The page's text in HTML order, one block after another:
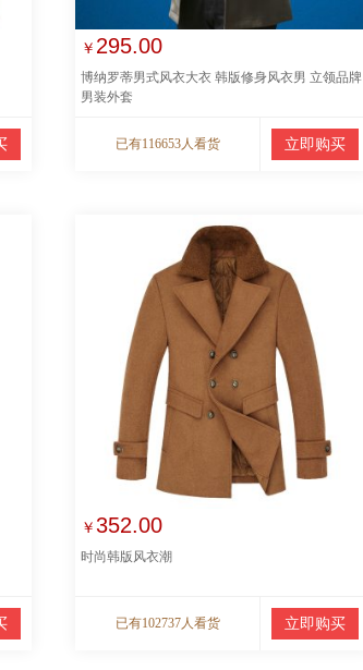
￥ 295.00
博纳罗蒂男式风衣大衣 韩版修身风衣男 立领品牌
男装外套
已有116653人看货 立即购买
￥352.00
时尚韩版风衣潮
已有102737人看货 立即购买